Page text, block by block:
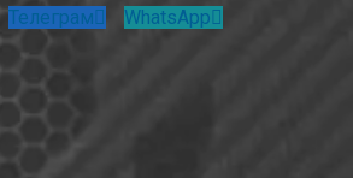
Телеграм WhatsApp